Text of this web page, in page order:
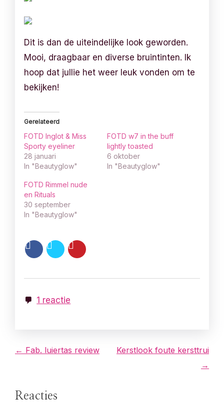
Dit is dan de uiteindelijke look geworden.
Mooi, draagbaar en diverse bruintinten. Ik
hoop dat jullie het weer leuk vonden om te
bekijken!
Gerelateerd
FOTD Inglot & Miss
Sporty eyeliner
28 januari
In "Beautyglow"
FOTD w7 in the buff
lightly toasted
6 oktober
In "Beautyglow"
FOTD Rimmel nude
en Rituals
30 september
In "Beautyglow"
1 reactie
B
r
← Fab. luiertas review
Kerstlook foute kersttrui
→
Reacties